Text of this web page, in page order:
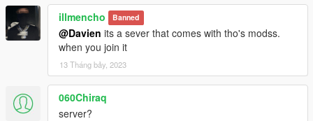
illmencho Banned
@Davien its a sever that comes with tho's modss.
when you join it
13 Tháng bảy, 2023
060Chiraq
server?